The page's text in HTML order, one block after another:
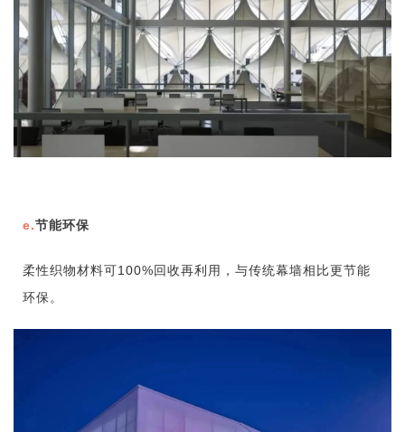
e.节能环保
柔性织物材料可100%回收再利用，与传统幕墙相比更节能
环保。